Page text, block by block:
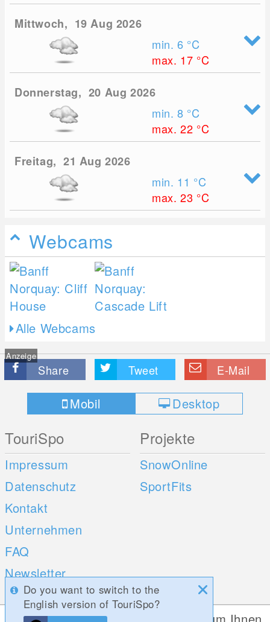
Mittwoch, 19 Aug 2026
min. 6 °C
max. 17 °C
Donnerstag, 20 Aug 2026
min. 8 °C
max. 22 °C
Freitag, 21 Aug 2026
min. 11 °C
max. 23 °C
Webcams
Alle Webcams
Anzeige
Share Tweet E-Mail
Mobil Desktop
TouriSpo
Impressum
Datenschutz
Kontakt
Unternehmen
FAQ
Newsletter
Umfragen
Projekte
SnowOnline
SportFits
Do you want to switch to the
English version of TouriSpo?